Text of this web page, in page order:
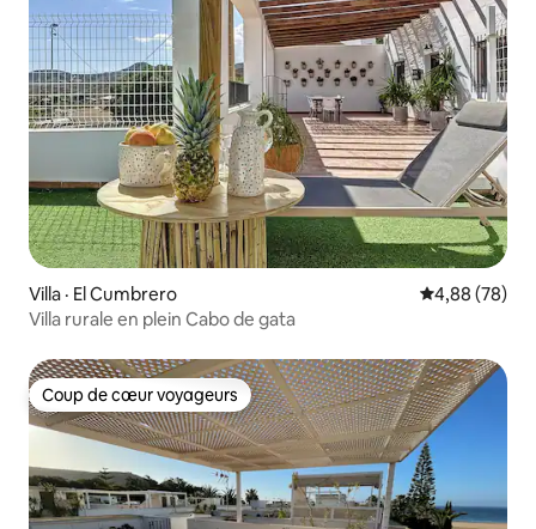
Villa · El Cumbrero Note
4,88 (78)
Villa rurale en plein Cabo de gata
Coup de cœur voyageurs
Coup de cœur voyageurs